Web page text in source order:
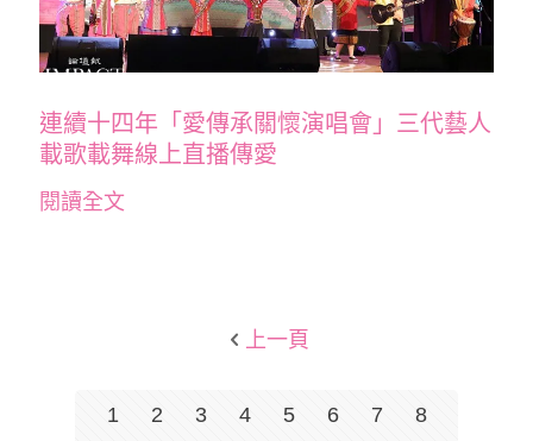
連續十四年「愛傳承關懷演唱會」三代藝人
載歌載舞線上直播傳愛
閱讀全文
上一頁
1 2 3 4 5 6 7
8